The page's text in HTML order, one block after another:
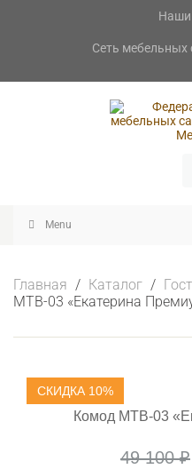
Наши
Сеть мебельных
Menu
Главная / Каталог /
МТВ-03 «Екатерина
СКИДКА 10%
Комод МТВ-03
49 100₽